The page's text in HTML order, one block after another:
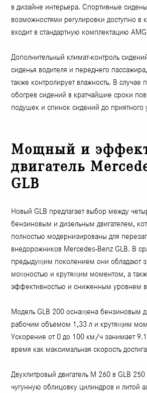
в дизайне интерьера. Спортивные
возможностями регулировки доступно в
входит в стандартную комплектацию
Дополнительный климат-контроль
сиденья водителя и переднего
также контролирует влажность. В случае
обогрев сидений в кратчайшие сроки
подушек и спинок сидений до приятного
Мощный и
двигатель
GLB
Новый GLB предлагает выбор между
бензиновым и дизельным двигателем,
полностью модернизированы для
внедорожников Mercedes-Benz GLB. В
предыдущим поколением они обладают
мощностью и крутящим моментом, а
эффективностью и сниженным уровнем
Модель GLB 200 оснащена бензиновым
рабочим объемом 1,33 л и крутящим
Ускорение от 0 до 100 км/ч занимает
время как максимальная скорость
Двухлитровый двигатель M 260 в GLB
чугунную облицовку цилиндров и литой